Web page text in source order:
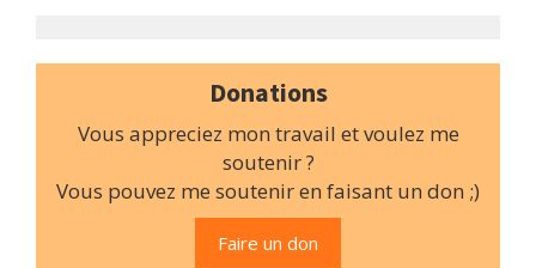
Donations
Vous appreciez mon travail et voulez me
soutenir ?
Vous pouvez me soutenir en faisant un don ;)
Faire un don